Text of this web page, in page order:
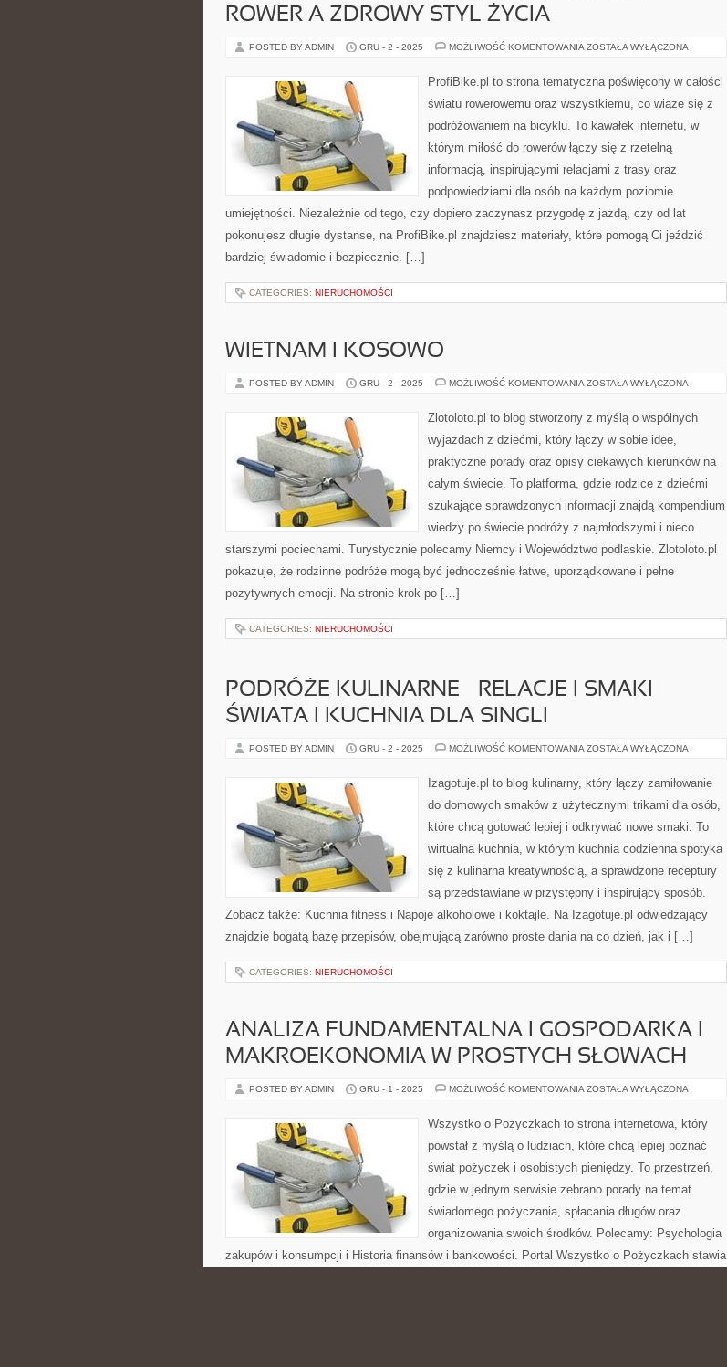
ROWER A ZDROWY STYL ŻYCIA
POSTED BY ADMIN GRU - 2 - 2025 MOŻLIWOŚĆ KOMENTOWANIA ROWEROWE
FESTIWALE
I
A
STYL
ZOSTAŁA WYŁĄCZONA
ProfiBike.pl to strona tematyczna poświęcony w całości
światu rowerowemu oraz wszystkiemu, co wiąże się z
podróżowaniem na bicyklu. To kawałek internetu, w
którym miłość do rowerów łączy się z rzetelną
informacją, inspirującymi relacjami z trasy oraz
podpowiedziami dla osób na każdym poziomie
umiejętności. Niezależnie od tego, czy dopiero zaczynasz przygodę z jazdą, czy od lat
pokonujesz długie dystanse, na ProfiBike.pl znajdziesz materiały, które pomogą Ci jeździć
bardziej świadomie i bezpiecznie. […]
CATEGORIES: NIERUCHOMOŚCI
WIETNAM I KOSOWO
POSTED BY ADMIN GRU - 2 - 2025 MOŻLIWOŚĆ KOMENTOWANIA WIETNAM
ZOSTAŁA WYŁĄCZONA
Zlotoloto.pl to blog stworzony z myślą o wspólnych
wyjazdach z dziećmi, który łączy w sobie idee,
praktyczne porady oraz opisy ciekawych kierunków na
całym świecie. To platforma, gdzie rodzice z dziećmi
szukające sprawdzonych informacji znajdą kompendium
wiedzy po świecie podróży z najmłodszymi i nieco
starszymi pociechami. Turystycznie polecamy Niemcy i Województwo podlaskie. Zlotoloto.pl
pokazuje, że rodzinne podróże mogą być jednocześnie łatwe, uporządkowane i pełne
pozytywnych emocji. Na stronie krok po […]
CATEGORIES: NIERUCHOMOŚCI
PODRÓŻE KULINARNE – RELACJE I SMAKI
ŚWIATA I KUCHNIA DLA SINGLI
POSTED BY ADMIN GRU - 2 - 2025 MOŻLIWOŚĆ KOMENTOWANIA PODRÓŻE
RELACJE
I
ŚWIATA
KUCHNIA
SINGLI
ZOSTAŁA WYŁĄCZONA
Izagotuje.pl to blog kulinarny, który łączy zamiłowanie
do domowych smaków z użytecznymi trikami dla osób,
które chcą gotować lepiej i odkrywać nowe smaki. To
wirtualna kuchnia, w którym kuchnia codzienna spotyka
się z kulinarna kreatywnością, a sprawdzone receptury
są przedstawiane w przystępny i inspirujący sposób.
Zobacz także: Kuchnia fitness i Napoje alkoholowe i koktajle. Na Izagotuje.pl odwiedzający
znajdzie bogatą bazę przepisów, obejmującą zarówno proste dania na co dzień, jak i […]
CATEGORIES: NIERUCHOMOŚCI
ANALIZA FUNDAMENTALNA I GOSPODARKA I
MAKROEKONOMIA W PROSTYCH SŁOWACH
POSTED BY ADMIN GRU - 1 - 2025 MOŻLIWOŚĆ KOMENTOWANIA ANALIZA
GOSPODARKA
I
W
SŁOWACH
ZOSTAŁA WYŁĄCZONA
Wszystko o Pożyczkach to strona internetowa, który
powstał z myślą o ludziach, które chcą lepiej poznać
świat pożyczek i osobistych pieniędzy. To przestrzeń,
gdzie w jednym serwisie zebrano porady na temat
świadomego pożyczania, spłacania długów oraz
organizowania swoich środków. Polecamy: Psychologia
zakupów i konsumpcji i Historia finansów i bankowości. Portal Wszystko o Pożyczkach stawia